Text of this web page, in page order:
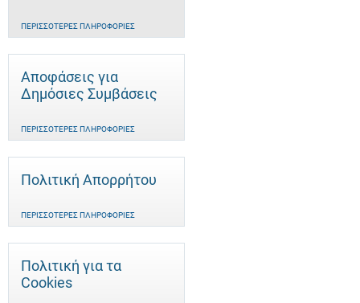
ΠΕΡΙΣΣΌΤΕΡΕΣ ΠΛΗΡΟΦΟΡΊΕΣ
Αποφάσεις για
Δημόσιες Συμβάσεις
ΠΕΡΙΣΣΌΤΕΡΕΣ ΠΛΗΡΟΦΟΡΊΕΣ
Πολιτική Απορρήτου
ΠΕΡΙΣΣΌΤΕΡΕΣ ΠΛΗΡΟΦΟΡΊΕΣ
Πολιτική για τα
Cookies